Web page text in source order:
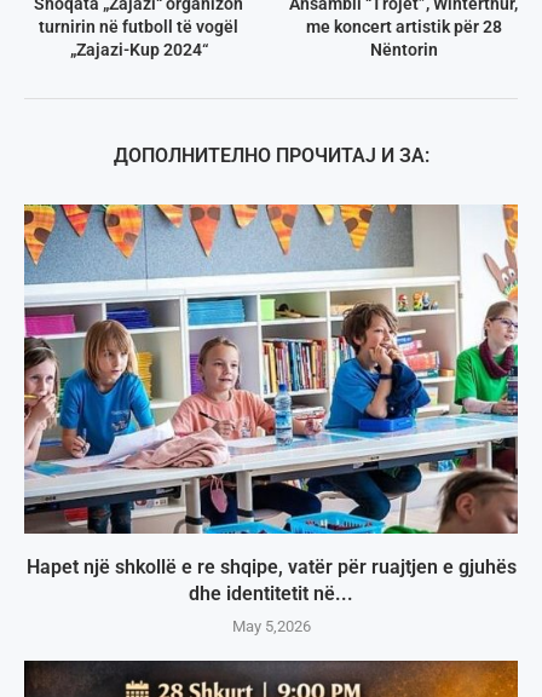
Shoqata „Zajazi“ organizon
turnirin në futboll të vogël
„Zajazi-Kup 2024“
Ansambli “Trojet”, Winterthur,
me koncert artistik për 28
Nëntorin
ДОПОЛНИТЕЛНО ПРОЧИТАЈ И ЗА:
Hapet një shkollë e re shqipe, vatër për ruajtjen e gjuhës
dhe identitetit në...
May 5,2026